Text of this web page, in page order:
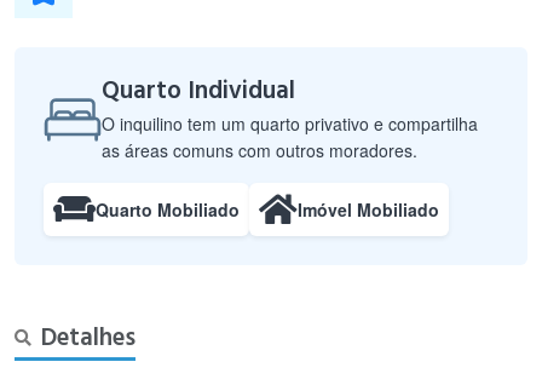
Quarto Individual
O inquilino tem um quarto privativo e compartilha
as áreas comuns com outros moradores.
Quarto Mobiliado Imóvel Mobiliado
Detalhes